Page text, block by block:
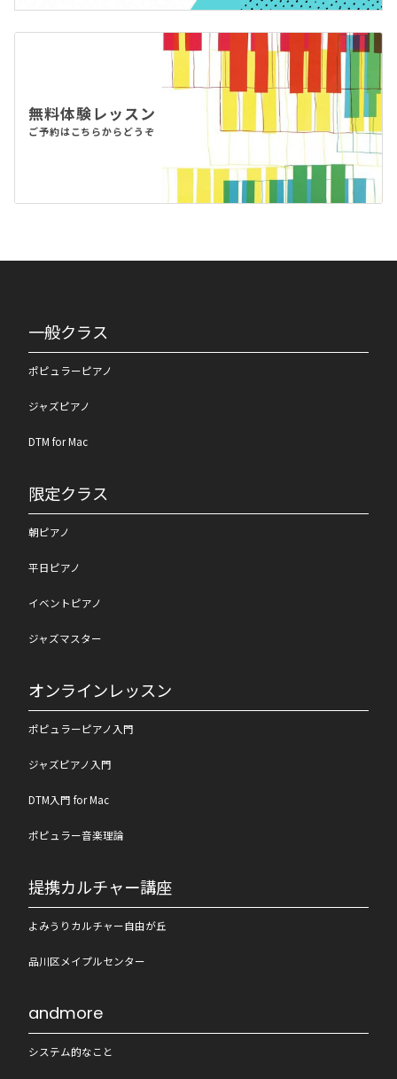
無料体験レッスン
ご予約はこちらからどうぞ
一般クラス
ポピュラーピアノ
ジャズピアノ
DTM for Mac
限定クラス
朝ピアノ
平日ピアノ
イベントピアノ
ジャズマスター
オンラインレッスン
ポピュラーピアノ入門
ジャズピアノ入門
DTM入門 for Mac
ポピュラー音楽理論
提携カルチャー講座
よみうりカルチャー自由が丘
品川区メイプルセンター
andmore
システム的なこと